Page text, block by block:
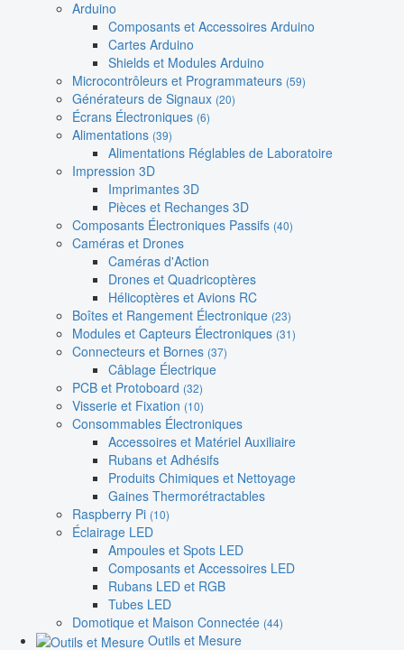
Arduino
Composants et Accessoires Arduino
Cartes Arduino
Shields et Modules Arduino
Microcontrôleurs et Programmateurs (59)
Générateurs de Signaux (20)
Écrans Électroniques (6)
Alimentations (39)
Alimentations Réglables de Laboratoire
Impression 3D
Imprimantes 3D
Pièces et Rechanges 3D
Composants Électroniques Passifs (40)
Caméras et Drones
Caméras d'Action
Drones et Quadricoptères
Hélicoptères et Avions RC
Boîtes et Rangement Électronique (23)
Modules et Capteurs Électroniques (31)
Connecteurs et Bornes (37)
Câblage Électrique
PCB et Protoboard (32)
Visserie et Fixation (10)
Consommables Électroniques
Accessoires et Matériel Auxiliaire
Rubans et Adhésifs
Produits Chimiques et Nettoyage
Gaines Thermorétractables
Raspberry Pi (10)
Éclairage LED
Ampoules et Spots LED
Composants et Accessoires LED
Rubans LED et RGB
Tubes LED
Domotique et Maison Connectée (44)
Outils et Mesure